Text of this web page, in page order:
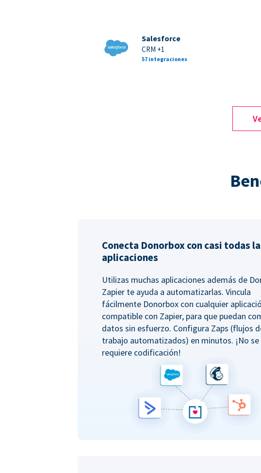
Salesforce
CRM +1
57 integraciones
Conecta Donorbox con casi todas
aplicaciones
Utilizas muchas aplicaciones además de
Zapier te ayuda a automatizarlas. Vincula
fácilmente Donorbox con cualquier
compatible con Zapier, para que puedan
datos sin esfuerzo. Configura Zaps (flujos
trabajo automatizados) en minutos. ¡No se
requiere codificación!